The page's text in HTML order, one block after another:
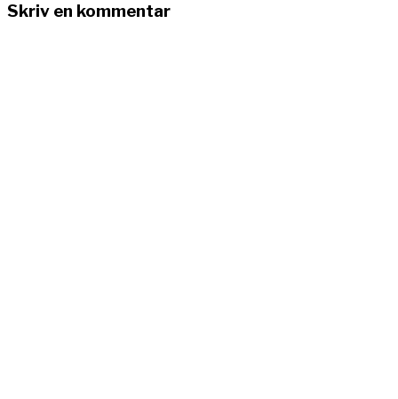
Skriv en kommentar